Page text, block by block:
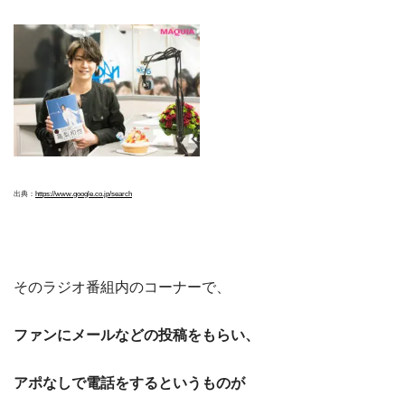
出典： https://www.google.co.jp/search
そのラジオ番組内のコーナーで、
ファンにメールなどの投稿をもらい、
アポなしで電話をするというものが